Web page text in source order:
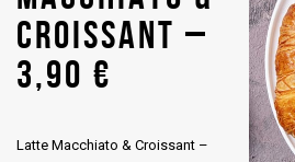
CROISSANT –
3,90 €
Latte Macchiato & Croissant –